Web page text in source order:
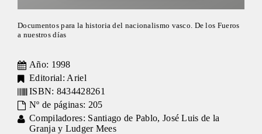
Documentos para la historia del nacionalismo vasco. De los Fueros
a nuestros días
Año: 1998
Editorial: Ariel
ISBN: 8434428261
Nº de páginas: 205
Compiladores: Santiago de Pablo, José Luis de la
Granja y Ludger Mees